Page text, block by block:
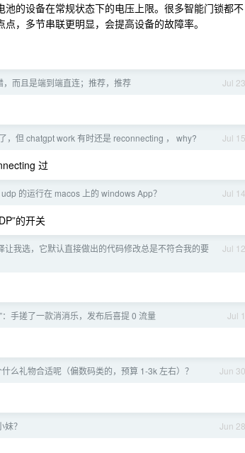
的设备在常规状态下的电压上限。很多智能门锁都不
，多节串联更明显，会提高设备的故障率。
Jul 23
而且是端到端直连；推荐，推荐
Jul 15
，但 chatgpt work 有时还是 reconnecting ， why?
过
Jul 14
的运行在 macos 上的 windows App？
的开关
Jul 12
我选，它默认直接做出的代码修改总是不符合我的要
Jul 1
手搓了一款消消乐，发布后喜提 0 流量
Jun 30
么礼物合适呢（偏数码类的，预算 1-3k 左右）？
Jun 28
？